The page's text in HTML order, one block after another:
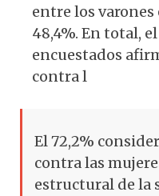
entre los
48,4%. En total,
encuestados
contra l
El 72,2%
contra las
estructural de la